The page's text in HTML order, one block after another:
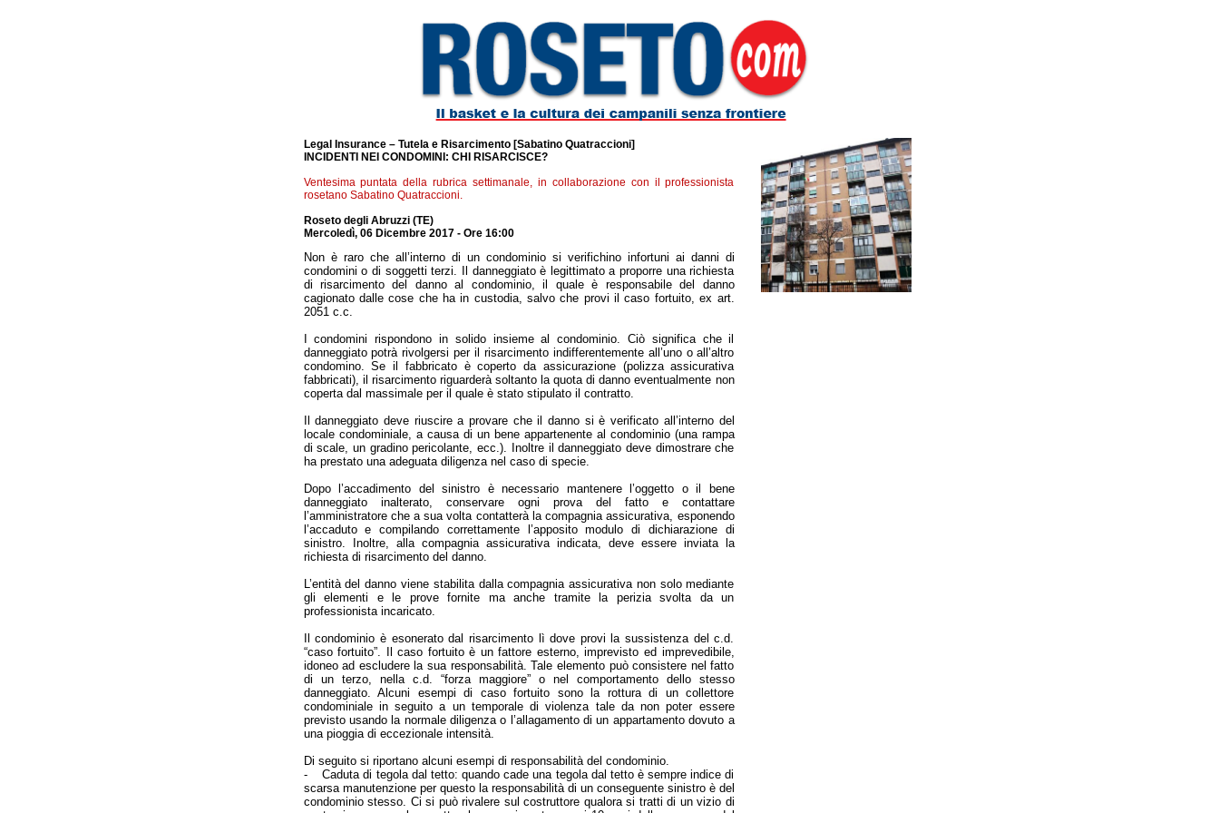
Legal Insurance – Tutela e Risarcimento [Sabatino Quatraccioni]
INCIDENTI NEI CONDOMINI: CHI RISARCISCE?
Ventesima puntata della rubrica settimanale, in collaborazione con il professionista
rosetano Sabatino Quatraccioni.
Roseto degli Abruzzi (TE)
Mercoledì, 06 Dicembre 2017 - Ore 16:00
Non è raro che all’interno di un condominio si verifichino infortuni ai danni di
condomini o di soggetti terzi. Il danneggiato è legittimato a proporre una richiesta
di risarcimento del danno al condominio, il quale è responsabile del danno
cagionato dalle cose che ha in custodia, salvo che provi il caso fortuito, ex art.
2051 c.c.
I condomini rispondono in solido insieme al condominio. Ciò significa che il
danneggiato potrà rivolgersi per il risarcimento indifferentemente all’uno o all’altro
condomino. Se il fabbricato è coperto da assicurazione (polizza assicurativa
fabbricati), il risarcimento riguarderà soltanto la quota di danno eventualmente non
coperta dal massimale per il quale è stato stipulato il contratto.
Il danneggiato deve riuscire a provare che il danno si è verificato all’interno del
locale condominiale, a causa di un bene appartenente al condominio (una rampa
di scale, un gradino pericolante, ecc.). Inoltre il danneggiato deve dimostrare che
ha prestato una adeguata diligenza nel caso di specie.
Dopo l’accadimento del sinistro è necessario mantenere l’oggetto o il bene
danneggiato inalterato, conservare ogni prova del fatto e contattare
l’amministratore che a sua volta contatterà la compagnia assicurativa, esponendo
l’accaduto e compilando correttamente l’apposito modulo di dichiarazione di
sinistro. Inoltre, alla compagnia assicurativa indicata, deve essere inviata la
richiesta di risarcimento del danno.
L’entità del danno viene stabilita dalla compagnia assicurativa non solo mediante
gli elementi e le prove fornite ma anche tramite la perizia svolta da un
professionista incaricato.
Il condominio è esonerato dal risarcimento lì dove provi la sussistenza del c.d.
“caso fortuito”. Il caso fortuito è un fattore esterno, imprevisto ed imprevedibile,
idoneo ad escludere la sua responsabilità. Tale elemento può consistere nel fatto
di un terzo, nella c.d. “forza maggiore” o nel comportamento dello stesso
danneggiato. Alcuni esempi di caso fortuito sono la rottura di un collettore
condominiale in seguito a un temporale di violenza tale da non poter essere
previsto usando la normale diligenza o l’allagamento di un appartamento dovuto a
una pioggia di eccezionale intensità.
Di seguito si riportano alcuni esempi di responsabilità del condominio.
- Caduta di tegola dal tetto: quando cade una tegola dal tetto è sempre indice di
scarsa manutenzione per questo la responsabilità di un conseguente sinistro è del
condominio stesso. Ci si può rivalere sul costruttore qualora si tratti di un vizio di